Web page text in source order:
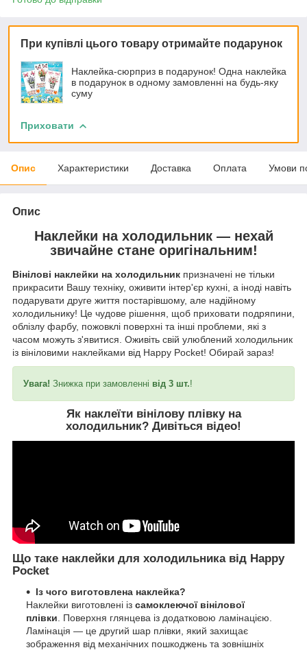
При купівлі цього товару отримайте подарунок
Наклейка-сюрприз в подарунок! Одна наклейка
в подарунок в одному замовленні на будь-яку
суму
Приховати
Опис Характеристики Доставка Оплата Умови
Опис
Наклейки на холодильник — нехай
звичайне стане оригінальним!
Вінілові наклейки на холодильник призначені не тільки
прикрасити Вашу техніку, оживити інтер'єр кухні, а іноді навіть
подарувати друге життя постарівшому, але надійному
холодильнику! Це чудове рішення, щоб приховати подряпини,
облізлу фарбу, пожовклі поверхні та інші проблеми, які з
часом можуть з'явитися. Оживіть свій улюблений холодильник
із вініловими наклейками від Happy Pocket! Обирай зараз!
Увага! Знижка при замовленні від 3 шт.!
Як наклеїти вінілову плівку на
холодильник? Дивіться відео!
Що таке наклейки для холодильника від Happy
Pocket
Із чого виготовлена наклейка?
Наклейки виготовлені із самоклеючої вінілової
плівки . Поверхня глянцева із додатковою ламінацією.
Ламінація — це другий шар плівки, який захищає
зображення від механічних пошкоджень та зовнішніх